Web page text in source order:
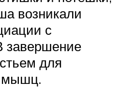
возникали
с
завершение
для
мышц.